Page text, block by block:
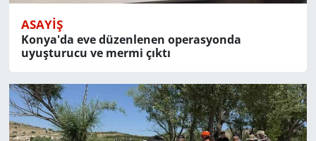
ASAYIŞ
Konya'da eve düzenlenen operasyonda
uyuşturucu ve mermi çıktı